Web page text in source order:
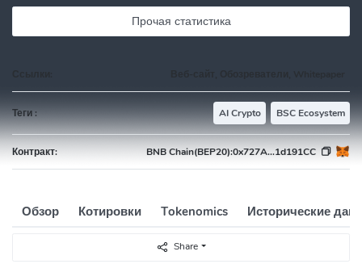
Прочая статистика
Теги : AI Crypto BSC Ecosystem
Контракт: BNB Chain(BEP20):0x727A...1d191CC
Обзор Котировки Tokenomics Исторические
Share